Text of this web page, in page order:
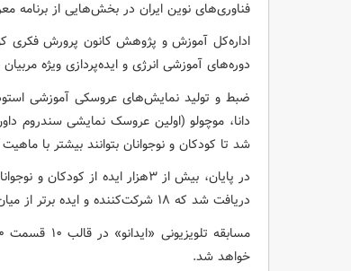
فناوری‌های نوین ایران در بخش‌هایی از برنامه
اداره‌کل آموزش و پژوهش کانون پرورش فکری
دوره‌های آموزشی انرژی و ایده‌پردازی ویژه مربیان
ضبط و تولید نمایش‌های عروسکی آموزشی
دانا، موچولو (اولین عروسک نمایشی سندروم
شد تا کودکان و نوجوانان بتوانند بیشتر با
دریافت شد که ۱۸ شرکت‌کننده و ایده برتر از میان آن‌ها انتخاب شده و به مرحله ضبط برنامه تلویزیونی رسید.
خواهد شد.